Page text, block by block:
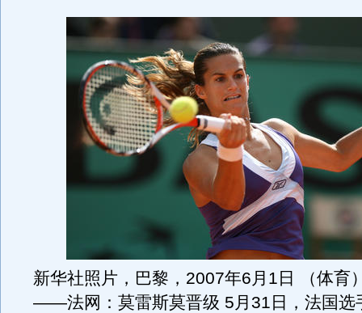
新华社照片，巴黎，2007年6月1日 （体育
――法网：莫雷斯莫晋级 5月31日，法国选